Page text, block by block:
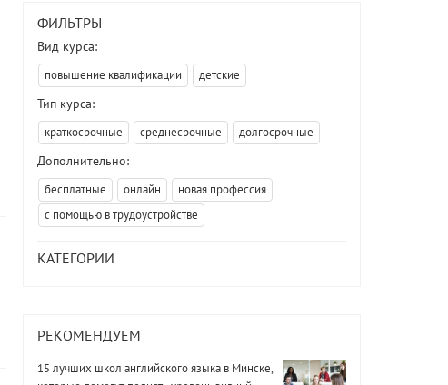
ФИЛЬТРЫ
Вид курса:
повышение квалификации детские
Тип курса:
краткосрочные среднесрочные долгосрочные
Дополнительно:
бесплатные онлайн
новая профессия
с помощью в трудоустройстве
КАТЕГОРИИ
РЕКОМЕНДУЕМ
15 лучших школ английского языка в Минске,